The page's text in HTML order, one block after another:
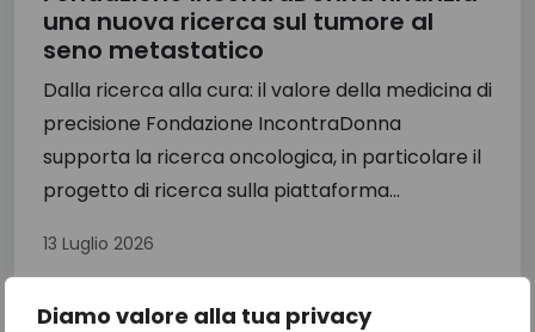
Diamo valore alla tua privacy
una nuova ricerca sul tumore al
seno metastatico
Dalla ricerca alla cura: il valore della medicina di
precisione Fondazione IncontraDonna
supporta la ricerca oncologica, in particolare il
progetto di ricerca sulla piattaforma...
13 Luglio 2026